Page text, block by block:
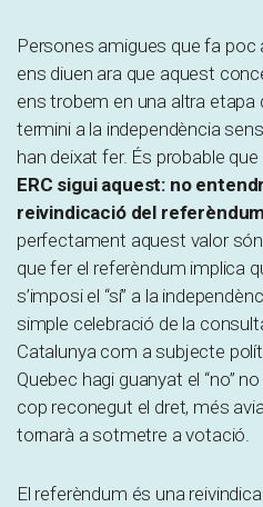
Persones amigues que fa poc
ens diuen ara que aquest
ens trobem en una altra etapa
termini a la independència
han deixat fer. És probable que
ERC sigui aquest: no
reivindicació del referèndum
perfectament aquest valor són
que fer el referèndum implica
s’imposi el “sí” a la
simple celebració de la
Catalunya com a subjecte
Quebec hagi guanyat el “no”
cop reconegut el dret, més
tornarà a sotmetre a votació.
El referèndum és una